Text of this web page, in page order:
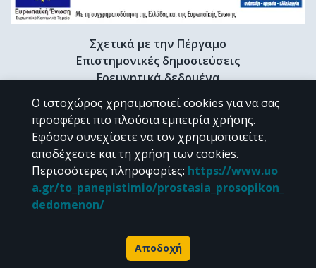
Σχετικά με την Πέργαμο
Επιστημονικές δημοσιεύσεις
Ερευνητικά δεδομένα
Διδακτορικές διατριβές & Γκρίζα βιβλιογραφία
Προφίλ Ερευνητή
CC BY-NC 4.0
Εκτός αν αναφέρεται διαφορετικά, το υλικό της "Περγάμου" διατίθεται
Powered by
Ο ιστοχώρος χρησιμοποιεί cookies για να σας
προσφέρει πιο πλούσια εμπειρία χρήσης.
Εφόσον συνεχίσετε να τον χρησιμοποιείτε,
αποδέχεστε και τη χρήση των cookies.
Περισσότερες πληροφορίες: https://www.uo
a.gr/to_panepistimio/prostasia_prosopikon_
dedomenon/
Αποδοχή